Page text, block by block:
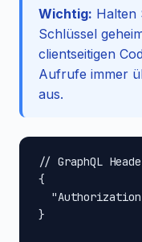
Wichtig: Halten
Schlüssel
clientseitigen
Aufrufe immer
aus.
// GraphQL
{
}